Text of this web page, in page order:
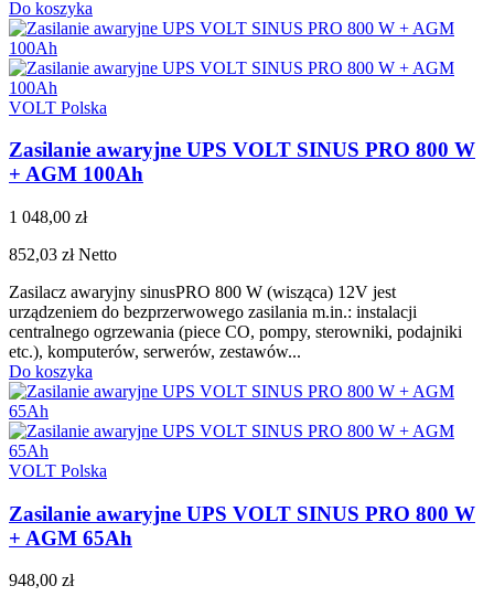
Do koszyka
VOLT Polska
Zasilanie awaryjne UPS VOLT SINUS PRO 800 W
+ AGM 100Ah
1 048,00 zł
852,03 złNetto
Zasilacz awaryjny sinusPRO 800 W (wisząca) 12V jest
urządzeniem do bezprzerwowego zasilania m.in.: instalacji
centralnego ogrzewania (piece CO, pompy, sterowniki, podajniki
etc.), komputerów, serwerów, zestawów...
Do koszyka
VOLT Polska
Zasilanie awaryjne UPS VOLT SINUS PRO 800 W
+ AGM 65Ah
948,00 zł